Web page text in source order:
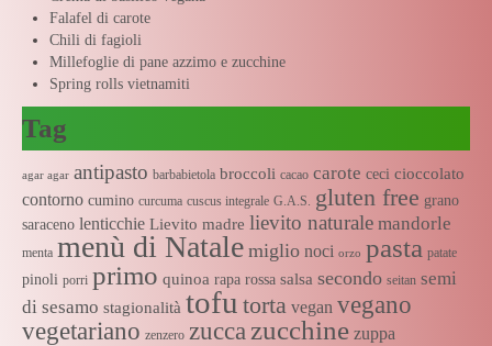
Falafel di carote
Chili di fagioli
Millefoglie di pane azzimo e zucchine
Spring rolls vietnamiti
Tag
agar agar antipasto barbabietola broccoli cacao carote ceci cioccolato
contorno cumino curcuma cuscus integrale G.A.S. gluten free grano
saraceno lenticchie Lievito madre lievito naturale mandorle
menta menù di Natale miglio noci orzo pasta patate
pinoli porri primo quinoa rapa rossa salsa secondo seitan semi
di sesamo stagionalità tofu torta vegan vegano
vegetariano zenzero zucca zucchine zuppa